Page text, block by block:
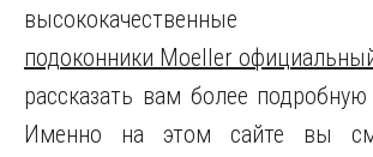
высококачественные
подоконники Moeller
рассказать вам более
Именно на этом сайте вы